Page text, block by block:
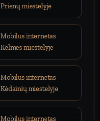
Prienų miestelyje
Mobilus internetas
Kelmės miestelyje
Mobilus internetas
Kėdainių miestelyje
Mobilus internetas